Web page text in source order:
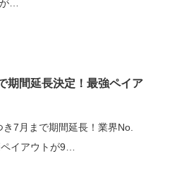
…
期間延長決定！最強ペイア
7月まで期間延長！業界No.
イアウトが9…